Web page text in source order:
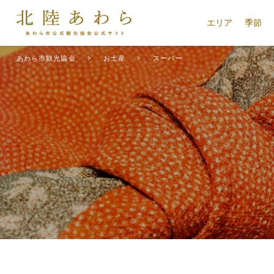
エリア 季節
あわら市観光協会 お土産 スーパー